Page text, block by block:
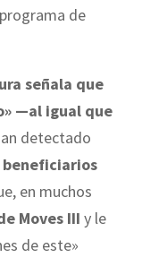
de
señala que
—al igual que
detectado
beneficiarios
en muchos
Moves III y le
de este»